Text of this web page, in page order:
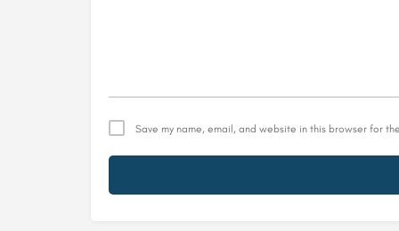
Save my name, email, and website in this browser for